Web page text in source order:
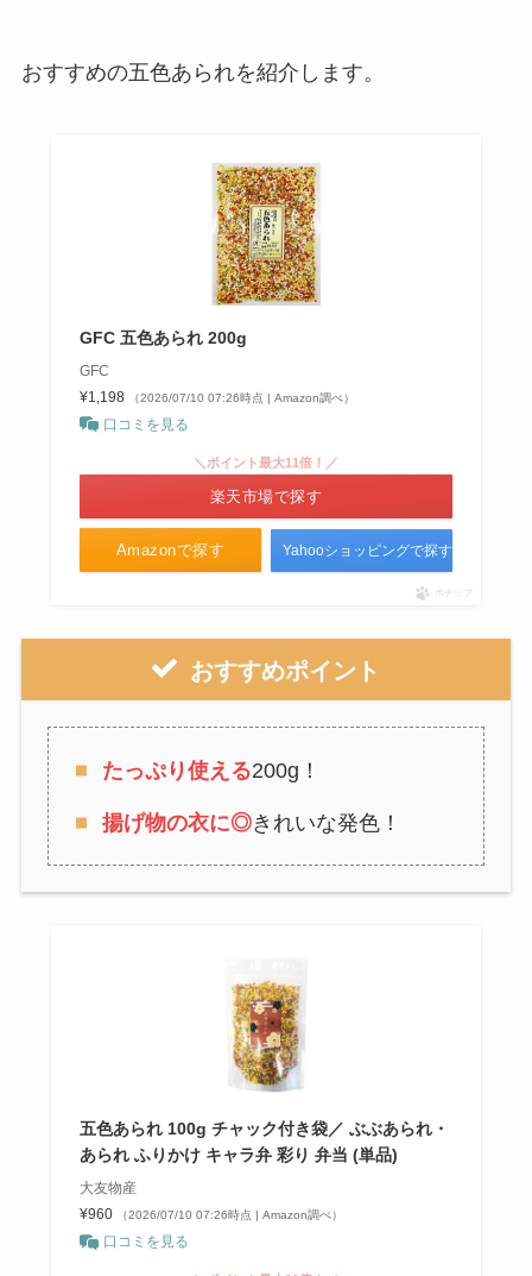
おすすめの五色あられを紹介します。
GFC 五色あられ 200g
GFC
¥1,198
（2026/07/10 07:26時点 | Amazon調べ）
口コミを見る
Amazonで探す
＼ポイント最大11倍！／
楽天市場で探す
Yahooショッピングで探す
ポチップ
おすすめポイント
たっぷり使える200g！
揚げ物の衣に◎きれいな発色！
五色あられ 100g チャック付き袋／ ぶぶあられ・
あられ ふりかけ キャラ弁 彩り 弁当 (単品)
大友物産
¥960
（2026/07/10 07:26時点 | Amazon調べ）
口コミを見る